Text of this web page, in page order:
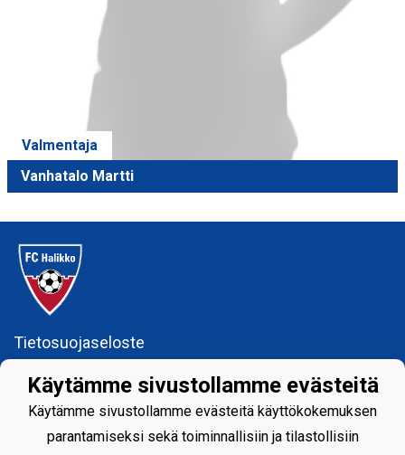
Valmentaja
Vanhatalo Martti
Tietosuojaseloste
FC Halikko ry
fchalikkotoimisto@gmail.com
Käytämme sivustollamme evästeitä
Käytämme sivustollamme evästeitä käyttökokemuksen
parantamiseksi sekä toiminnallisiin ja tilastollisiin